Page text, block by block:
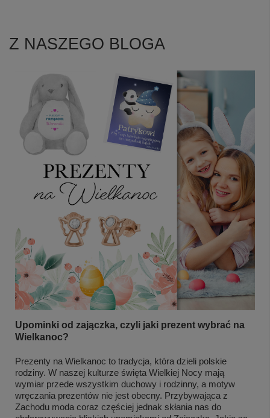
Z NASZEGO BLOGA
Upominki od zajączka, czyli jaki prezent wybrać na
Wielkanoc?
Prezenty na Wielkanoc to tradycja, która dzieli polskie
rodziny. W naszej kulturze święta Wielkiej Nocy mają
wymiar przede wszystkim duchowy i rodzinny, a motyw
wręczania prezentów nie jest obecny. Przybywająca z
Zachodu moda coraz częściej jednak skłania nas do